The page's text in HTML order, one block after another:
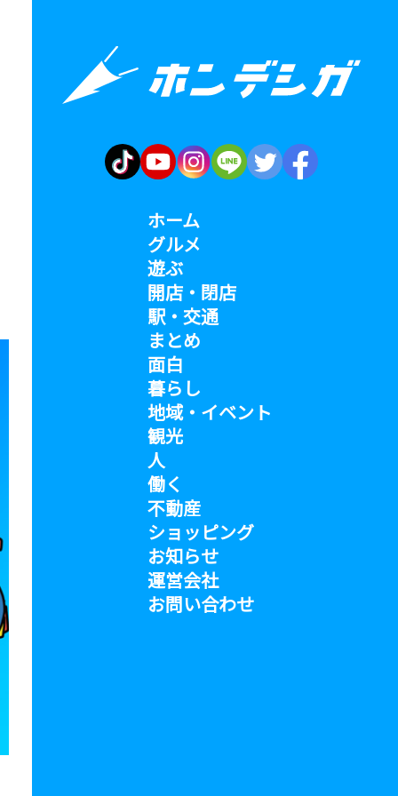
ホーム
グルメ
遊ぶ
開店・閉店
駅・交通
まとめ
面白
暮らし
地域・イベント
観光
人
働く
不動産
ショッピング
お知らせ
運営会社
お問い合わせ